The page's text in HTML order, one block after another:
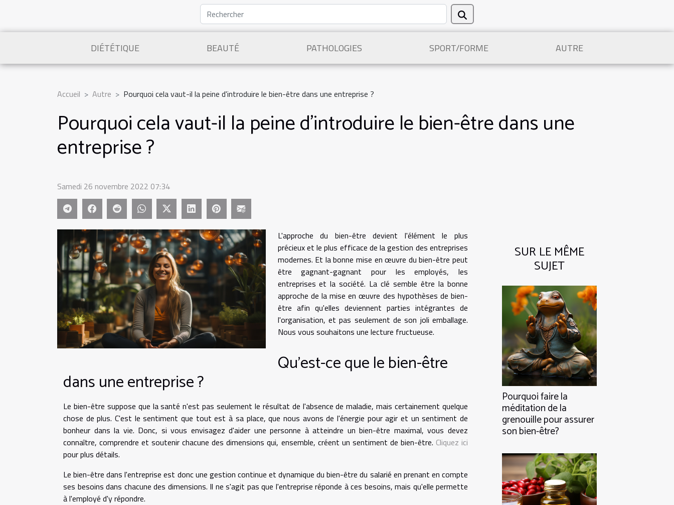
DIÉTÉTIQUE BEAUTÉ PATHOLOGIES SPORT/FORME AUTRE
Accueil Autre Pourquoi cela vaut-il la peine d'introduire le bien-être dans une entreprise ?
Pourquoi cela vaut-il la peine d'introduire le bien-être dans une
entreprise ?
Samedi 26 novembre 2022 07:34
L'approche du bien-être devient l'élément le plus
précieux et le plus efficace de la gestion des entreprises
modernes. Et la bonne mise en œuvre du bien-être peut
être gagnant-gagnant pour les employés, les
entreprises et la société. La clé semble être la bonne
approche de la mise en œuvre des hypothèses de bien-
être afin qu'elles deviennent parties intégrantes de
l'organisation, et pas seulement de son joli emballage.
Nous vous souhaitons une lecture fructueuse.
Qu'est-ce que le bien-être
dans une entreprise ?
Le bien-être suppose que la santé n'est pas seulement le résultat de l'absence de maladie, mais certainement quelque
chose de plus. C'est le sentiment que tout est à sa place, que nous avons de l'énergie pour agir et un sentiment de
bonheur dans la vie. Donc, si vous envisagez d'aider une personne à atteindre un bien-être maximal, vous devez
connaître, comprendre et soutenir chacune des dimensions qui, ensemble, créent un sentiment de bien-être. Cliquez ici
pour plus détails.
Le bien-être dans l'entreprise est donc une gestion continue et dynamique du bien-être du salarié en prenant en compte
ses besoins dans chacune des dimensions. Il ne s'agit pas que l'entreprise réponde à ces besoins, mais qu'elle permette
à l'employé d'y répondre.
SUR LE MÊME
SUJET
Pourquoi faire la
méditation de la
grenouille pour assurer
son bien-être?